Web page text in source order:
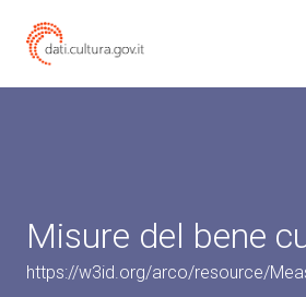
Misure del bene
https://w3id.org/arco/resource/